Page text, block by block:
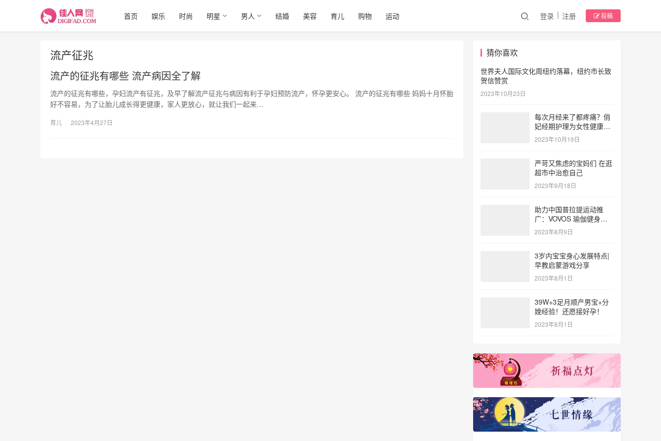
首页 娱乐 时尚 明星 男人 结婚 美容 育儿 购物 运动 登录 注册 投稿
流产征兆
流产的征兆有哪些 流产病因全了解
流产的征兆有哪些，孕妇流产有征兆，及早了解流产征兆与病因有利于孕妇预防流产，怀孕更安心。 流产的征兆有哪些 妈妈十月怀胎
好不容易，为了让胎儿成长得更健康，家人更放心，就让我们一起来…
育儿 2023年4月27日
猜你喜欢
世界夫人国际文化周纽约落幕，纽约市长致
贺信赞赏
2023年10月23日
每次月经来了都疼痛？俏
妃经期护理为女性健康护
航
2023年10月19日
严苛又焦虑的宝妈们 在逛
超市中治愈自己
2023年9月18日
助力中国普拉提运动推
广：VOVOS 瑜伽健身服
参与北体大专业普拉提教
练培训
2023年8月9日
3岁内宝宝身心发展特点|
早教启蒙游戏分享
2023年8月1日
39W+3足月顺产男宝+分
娩经验！还愿接好孕！
2023年8月1日